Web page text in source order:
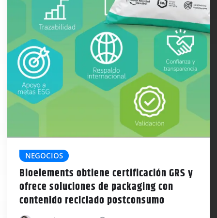
NEGOCIOS
Bioelements obtiene certificación GRS y
ofrece soluciones de packaging con
contenido reciclado postconsumo